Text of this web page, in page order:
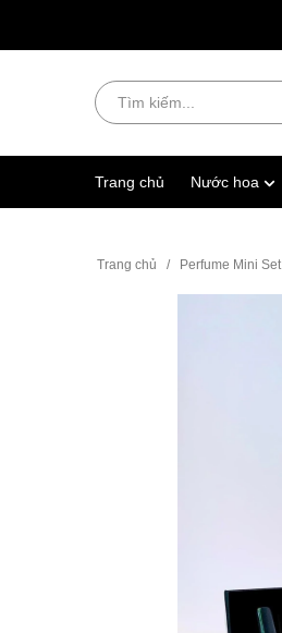
Trang chủ Nước hoa
Trang chủ / Perfume Mini Set